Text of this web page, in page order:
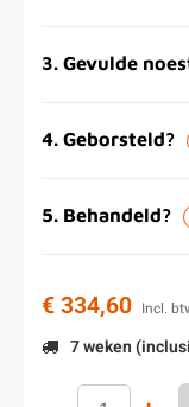
3. Gevulde
4. Geborsteld?
5. Behandeld?
€ 334,60 Incl.
7 weken